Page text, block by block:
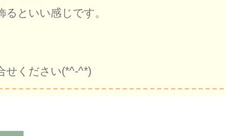
といい感じです。
せください(*^-^*)